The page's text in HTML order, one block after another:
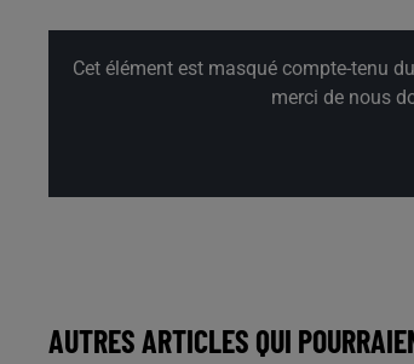
Cet élément est masqué compte-tenu
merci de nous
AUTRES ARTICLES QUI